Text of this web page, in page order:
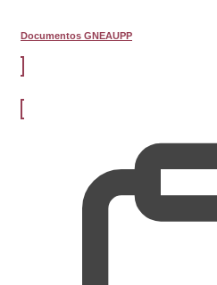
Documentos GNEAUPP